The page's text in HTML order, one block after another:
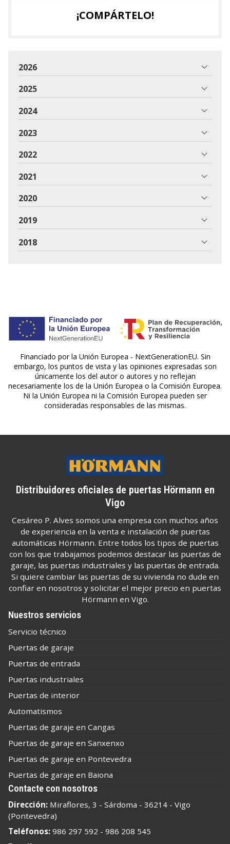
¡COMPÁRTELO!
2026
2025
2024
2023
2022
2021
2020
2019
2018
Financiado por la Unión Europea - NextGenerationEU. Sin
embargo, los puntos de vista y las opiniones expresadas son
únicamente los del autor o autores y no reflejan
necesariamente los de la Unión Europea o la Comisión Europea.
Ni la Unión Europea ni la Comisión Europea pueden ser
consideradas responsables de las mismas.
Distribuidores oficiales de puertas Hörmann en
Vigo
Cesáreo P. Alves somos una empresa con muchos años
de experiencia en la venta e instalación de puertas
automáticas Hörmann. Entre todos los tipos de puertas
con los que trabajamos podemos destacar las puertas de
garaje, las puertas industriales y las puertas de entrada.
Si quiere cambiar las puertas de su vivienda no dude en
confiar en nosotros y solicitar el mejor precio en puertas
Hörmann en Vigo.
Nuestros servicios
Servicio técnico
Puertas de garaje
Puertas de entrada
Puertas industriales
Puertas de interior
Automatismos
Puertas de garaje en Cangas
Puertas de garaje en Sanxenxo
Puertas de garaje en Pontevedra
Puertas de garaje en Baiona
Contacte con nosotros
Dirección: Miraflores, 3 - Sárdoma - 36214 - Vigo
(Pontevedra)
Teléfonos: 986 297 592 - 986 208 545